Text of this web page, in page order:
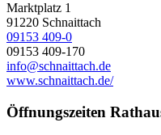
Marktplatz 1
91220 Schnaittach
09153 409-0
09153 409-170
info@schnaittach.de
www.schnaittach.de/
Öffnungszeiten